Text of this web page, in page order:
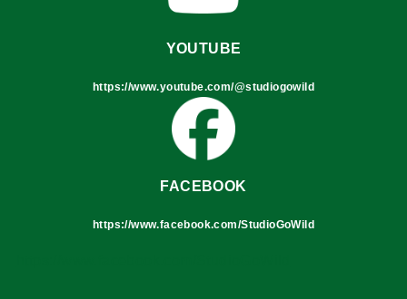
YOUTUBE
https://www.youtube.com/@studiogowild
FACEBOOK
https://www.facebook.com/StudioGoWild